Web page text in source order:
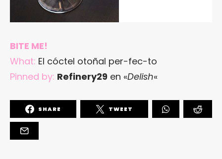
BITE ME!
What: El cóctel otoñal per-fec-to
Pinned by: Refinery29 en «Delish«
SHARE TWEET